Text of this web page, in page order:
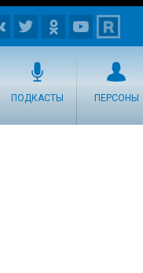
ПОДКАСТЫ ПЕРСОНЫ